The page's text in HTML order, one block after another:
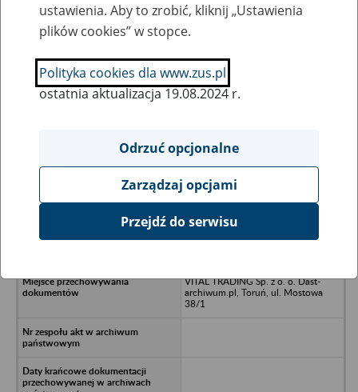
SZUKAJ
Ukryj wszystkie pozycje bazy
Spółdzielnia Usług Mleczarskich
VITAL TRADING Sp. z o. o. Dast-
archiwum.pl, Toruń, ul. Mostowa
38/1
ustawienia. Aby to zrobić, kliknij „Ustawienia
plików cookies” w stopce.
Polityka cookies dla www.zus.pl
ostatnia aktualizacja 19.08.2024 r.
Odrzuć opcjonalne
Zarządzaj opcjami
Przejdź do serwisu